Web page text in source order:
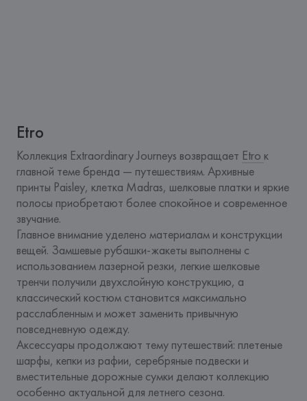
Etro
Коллекция Extraordinary Journeys возвращает Etro к
главной теме бренда — путешествиям. Архивные
принты Paisley, клетка Madras, шелковые платки и яркие
полосы приобретают более спокойное и современное
звучание.
Главное внимание уделено материалам и конструкции
вещей. Замшевые рубашки-жакеты выполнены с
использованием лазерной резки, легкие шелковые
тренчи получили двухслойную конструкцию, а
классический костюм становится максимально
расслабленным и может заменить привычную
повседневную одежду.
Аксессуары продолжают тему путешествий: плетеные
шарфы, кепки из рафии, серебряные подвески и
вместительные дорожные сумки делают коллекцию
особенно актуальной для летнего сезона.